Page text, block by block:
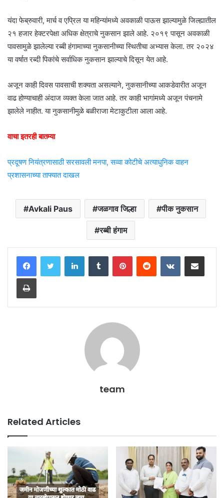
यंदा फेब्रुवारी, मार्च व एप्रिल या महिन्यांमध्ये अवकाळी पाऊस झाल्यामुळे जिल्ह्यातील
२१ हजार हेक्टरपेक्षा अधिक क्षेत्राचे नुकसान झाले आहे. २०१९ पासून अवकाळी
पावसामुळे झालेल्या रब्बी हंगामाच्या नुकसानीच्या स्थितीचा अभ्यास केला. तर २०२४
या वर्षात रब्दी पिकांचे सर्वाधिक नुकसान झाल्याचे दिसून येत आहे.
अजून काही दिवस पावसाची शक्यता असल्याने, नुकसानीच्या आकडेवारीत अजून
वाढ होण्याचाही अंदाज व्यक्त केला जात आहे. तर काही भागांमध्ये अजून पंचनामे
झालेले नाहीत. या नुकसानीमुळे बळीराजा मेटाकुटीला आला आहे.
वाचा इतरही बातम्या
प्रदूषण नियंत्रणासाठी सरसावली मनपा, सव्वा कोटीचे अत्याधुनिक वाहन
प्रशासनाच्या ताफ्यात दाखल
Avkali Paus जळगाव जिल्हा पीक नुकसान
रब्बी हंगाम
LinkedInTumblr PinterestReddit VKontakteShare via Email
Print
team
Related Articles